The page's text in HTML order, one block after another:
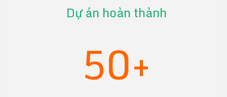
Dự án hoàn thành
50+